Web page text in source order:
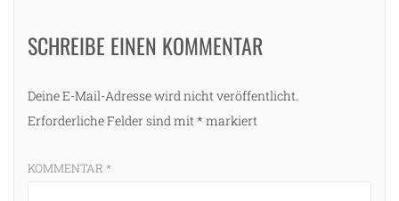
SCHREIBE EINEN KOMMENTAR
Deine E-Mail-Adresse wird nicht veröffentlicht.
Erforderliche Felder sind mit * markiert
KOMMENTAR *